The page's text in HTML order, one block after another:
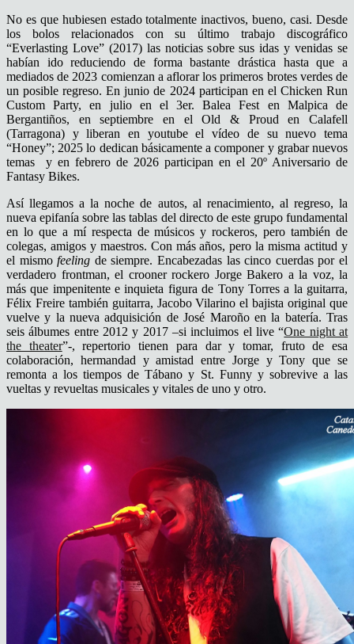
No es que hubiesen estado totalmente inactivos, bueno, casi. Desde
los bolos relacionados con su último trabajo discográfico
“Everlasting Love” (2017) las noticias sobre sus idas y venidas se
habían ido reduciendo de forma bastante drástica hasta que a
mediados de 2023 comienzan a aflorar los primeros brotes verdes de
un posible regreso. En junio de 2024 participan en el Chicken Run
Custom Party, en julio en el 3er. Balea Fest en Malpica de
Bergantiños, en septiembre en el Old & Proud en Calafell
(Tarragona) y liberan en youtube el vídeo de su nuevo tema
“Honey”; 2025 lo dedican básicamente a componer y grabar nuevos
temas y en febrero de 2026 participan en el 20º Aniversario de
Fantasy Bikes.
Así llegamos a la noche de autos, al renacimiento, al regreso, la
nueva epifanía sobre las tablas del directo de este grupo fundamental
en lo que a mí respecta de músicos y rockeros, pero también de
colegas, amigos y maestros. Con más años, pero la misma actitud y
el mismofeeling de siempre. Encabezadas las cinco cuerdas por el
verdadero frontman, el crooner rockero Jorge Bakero a la voz, la
más que impenitente e inquieta figura de Tony Torres a la guitarra,
Félix Freire también guitarra, Jacobo Vilarino el bajista original que
vuelve y la nueva adquisición de José Maroño en la batería. Tras
seis álbumes entre 2012 y 2017 –si incluimos el live “One night at
the theater”-, repertorio tienen para dar y tomar, fruto de esa
colaboración, hermandad y amistad entre Jorge y Tony que se
remonta a los tiempos de Tábano y St. Funny y sobrevive a las
vueltas y revueltas musicales y vitales de uno y otro.